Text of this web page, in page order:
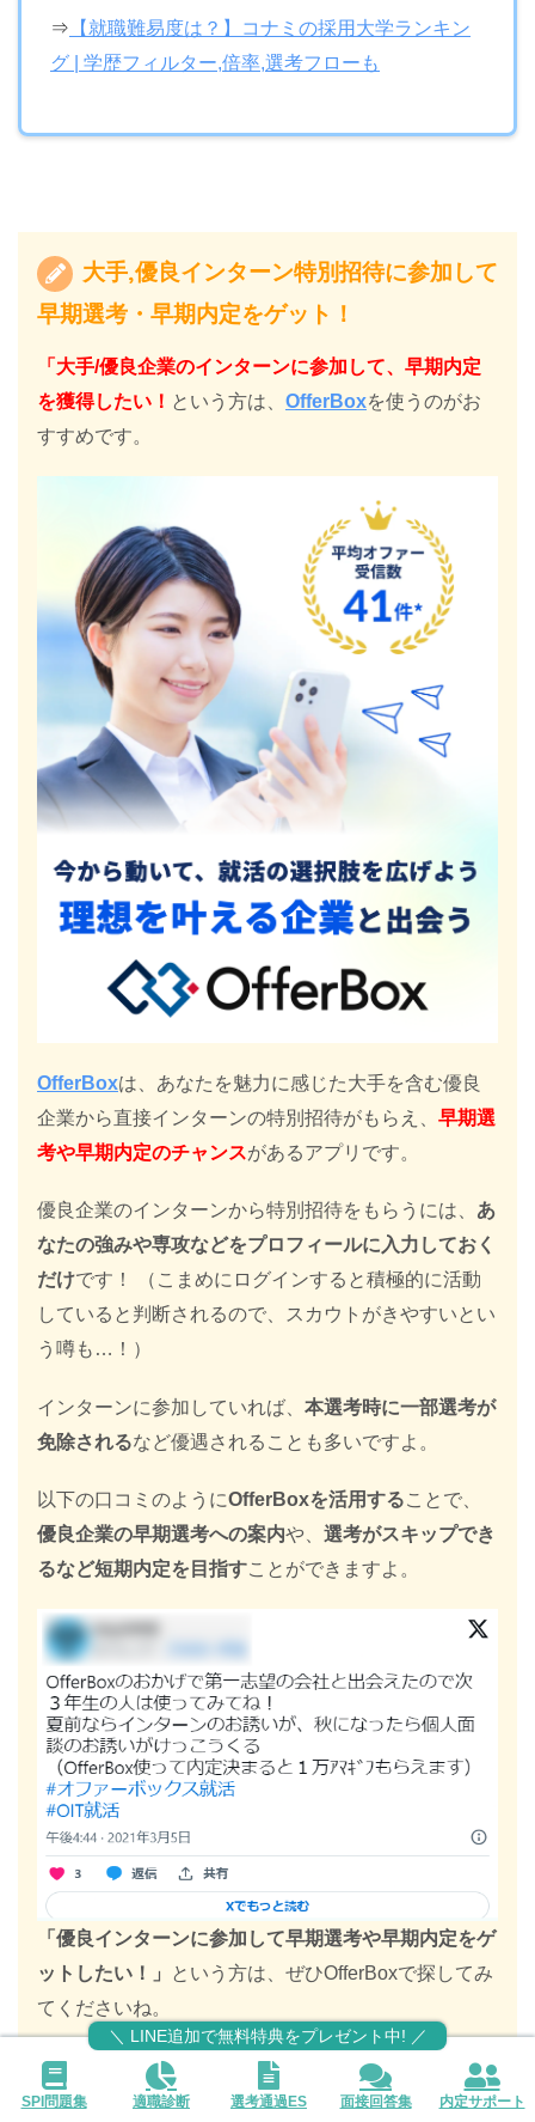
⇒ 【就職難易度は？】コナミの採用大学ランキン
グ | 学歴フィルター,倍率,選考フローも
大手,優良インターン特別招待に参加して
早期選考・早期内定をゲット！
「大手/優良企業のインターンに参加して、早期内定
を獲得したい！ という方は、 OfferBoxを使うのがお
すすめです。
OfferBoxは、あなたを魅力に感じた大手を含む優良
企業から直接インターンの特別招待がもらえ、 早期選
考や早期内定のチャンスがあるアプリです。
優良企業のインターンから特別招待をもらうには、 あ
なたの強みや専攻などをプロフィールに入力しておく
だけです！ （こまめにログインすると積極的に活動
していると判断されるので、スカウトがきやすいとい
う噂も…！）
インターンに参加していれば、 本選考時に一部選考が
免除されるなど優遇されることも多いですよ。
以下の口コミのようにOfferBoxを活用することで、
優良企業の早期選考への案内や、 選考がスキップでき
るなど短期内定を目指すことができますよ。
「優良インターンに参加して早期選考や早期内定をゲ
ットしたい！」
という方は、ぜひOfferBoxで探してみ
てくださいね。
\ 大手/優良企業からスカウトが届く! /
SPI問題集 適職診断 選考通過ES 面接回答集 内定サポート
＼ LINE追加で無料特典をプレゼント中! ／